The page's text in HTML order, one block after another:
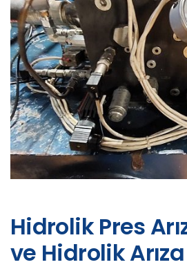
Hidrolik Pres
ve Hidrolik